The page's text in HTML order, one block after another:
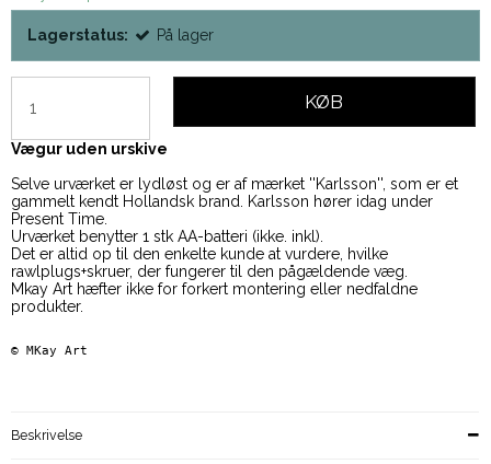
Lagerstatus: På lager
KØB
Vægur uden urskive
Selve urværket er lydløst og er af mærket ''Karlsson'', som er et
gammelt kendt Hollandsk brand. Karlsson hører idag under
Present Time.
Urværket benytter 1 stk AA-batteri (ikke. inkl).
Det er altid op til den enkelte kunde at vurdere, hvilke
rawlplugs+skruer, der fungerer til den pågældende væg.
Mkay Art hæfter ikke for forkert montering eller nedfaldne
produkter.
© MKay Art
Beskrivelse